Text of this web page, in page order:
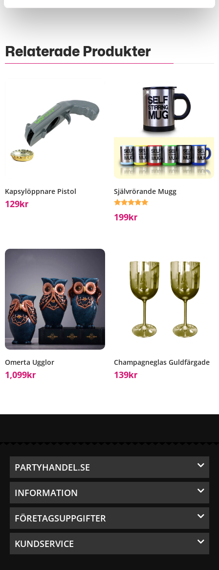
Relaterade Produkter
Kapsylöppnare Pistol
129Kr
Självrörande Mugg
5.00
199Kr
Omerta Ugglor
1,099Kr
Champagneglas Guldfärgade
139Kr
PARTYHANDEL.SE
INFORMATION
FÖRETAGSUPPGIFTER
KUNDSERVICE